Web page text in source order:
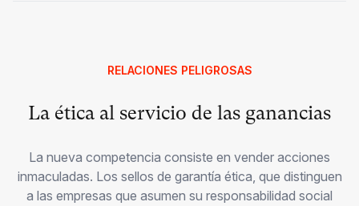
RELACIONES PELIGROSAS
La ética al servicio de las ganancias
La nueva competencia consiste en vender acciones
inmaculadas. Los sellos de garantía ética, que distinguen
a las empresas que asumen su responsabilidad social